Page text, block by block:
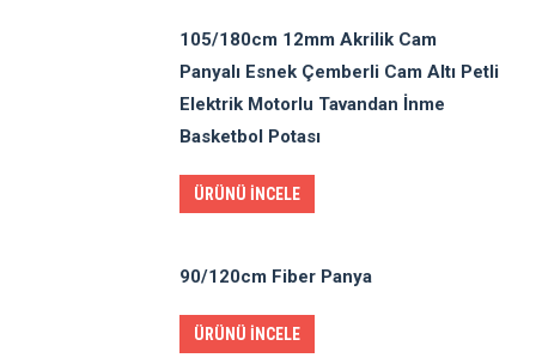
105/180cm 12mm Akrilik Cam
Panyalı Esnek Çemberli Cam Altı Petli
Elektrik Motorlu Tavandan İnme
Basketbol Potası
ÜRÜNÜ İNCELE
90/120cm Fiber Panya
ÜRÜNÜ İNCELE